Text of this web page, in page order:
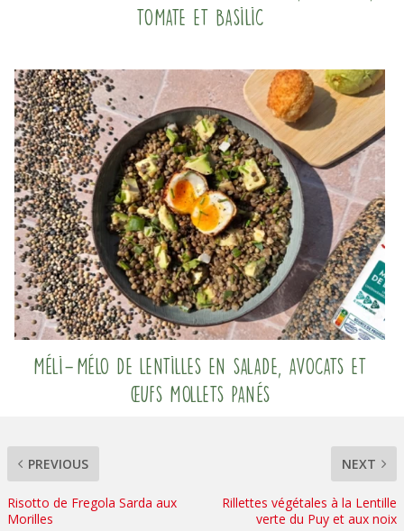
tomate et basilic
Méli-Mélo de lentilles en salade, avocats et
œufs mollets panés
PREVIOUS
Risotto de Fregola Sarda aux
Morilles
NEXT
Rillettes végétales à la Lentille
verte du Puy et aux noix